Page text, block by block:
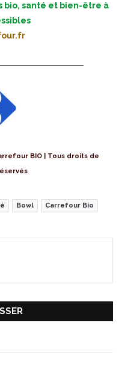
bio, santé et bien-être à
BIO | Tous droits de
Bowl Carrefour Bio